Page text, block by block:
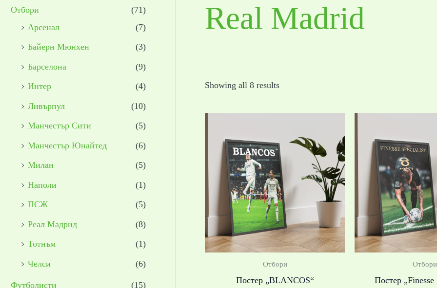
Отбори
(71)
Арсенал
(7)
Байерн Мюнхен (3)
Барселона (9)
Интер (4)
Ливърпул (10)
Манчестър Сити (5)
Манчестър Юнайтед (6)
Милан (5)
Наполи (1)
ПСЖ (5)
Реал Мадрид (8)
Тотнъм (1)
Челси (6)
Футболисти
(15)
Real Madrid
Showing all 8 results
Отбори
Постер „BLANCOS“
19,99 €
/
39,10 лв.
through
39,99 €
78,21 лв.
Отбори
Постер